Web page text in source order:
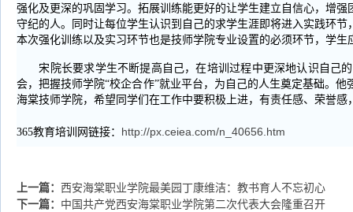
强化及更深的巩固学习。拓展训练能更好的让学生建立自信心，增
守纪的人。同时让每位学生认识到自己的求学生涯即将进入实践环
本次强化训练以及实习环节也是技师学院专业设置的必须环节，学
宋院长要求学生不断提高自己，在培训过程中更深地认识自己的
会，把握技师学院“校企合作”就业平台，为自己的人生奠定基础。
海棠技师学院，希望同学们在工作中要积极上进，有责任感、荣誉感
365教育培训网链接： http://px.ceiea.com/n_40656.htm
上一篇： 西安海棠职业学院最美园丁康维洁：教书育人不忘初心
下一篇： 中国共产党西安海棠职业学院第二次代表大会隆重召开